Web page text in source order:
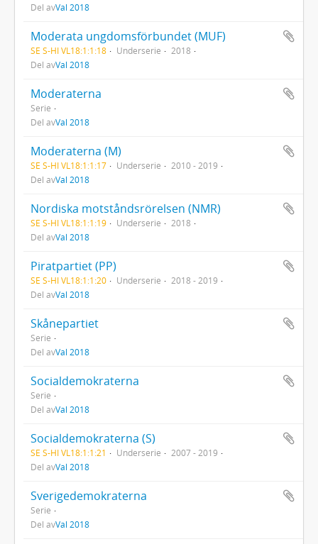
Del avVal 2018
Moderata ungdomsförbundet (MUF)
SE S-HI VL18:1:1:18 Underserie
2018
Del avVal 2018
Moderaterna
Serie
Del avVal 2018
Moderaterna (M)
SE S-HI VL18:1:1:17 Underserie
2010 - 2019
Del avVal 2018
Nordiska motståndsrörelsen (NMR)
SE S-HI VL18:1:1:19 Underserie
2018
Del avVal 2018
Piratpartiet (PP)
SE S-HI VL18:1:1:20 Underserie
2018 - 2019
Del avVal 2018
Skånepartiet
Serie
Del avVal 2018
Socialdemokraterna
Serie
Del avVal 2018
Socialdemokraterna (S)
SE S-HI VL18:1:1:21 Underserie
2007 - 2019
Del avVal 2018
Sverigedemokraterna
Serie
Del avVal 2018